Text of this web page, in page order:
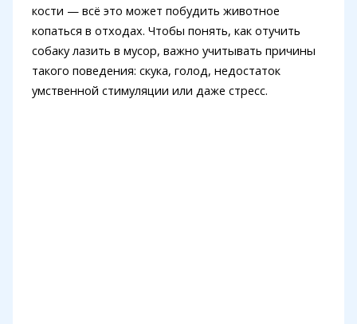
кости — всё это может побудить животное
копаться в отходах. Чтобы понять, как отучить
собаку лазить в мусор, важно учитывать причины
такого поведения: скука, голод, недостаток
умственной стимуляции или даже стресс.